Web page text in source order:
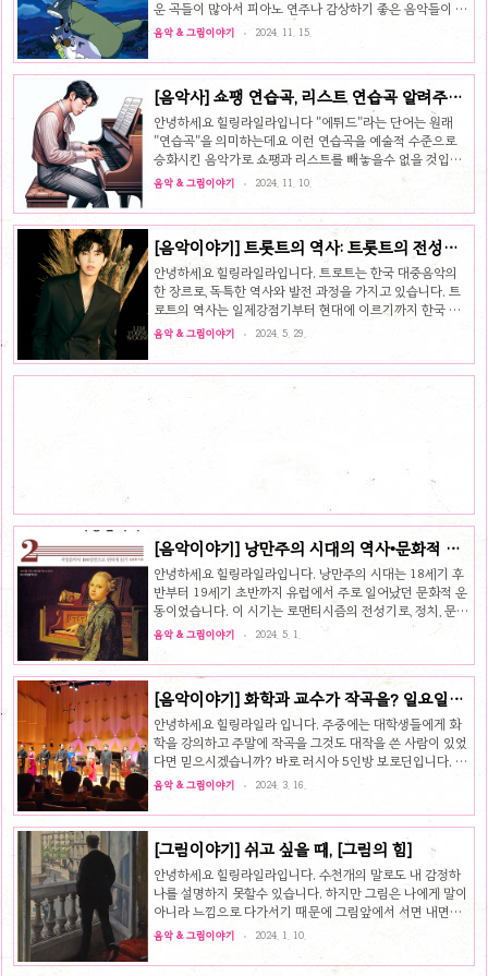
운 곡들이 많아서 피아노 연주나 감상하기 좋은 음악들이 많
습니다. 디즈니&일본 애니 OST 추천해드릴께요 유명한 디
세계적으로 폭발적인 인기를 끌었죠. 특히 "Let it go, let it
인상적입니다.2. "A Whole New World" - 알라딘
(Aladdin)알라딘과 자스민이 함께 부르는 이 듀엣곡은 꿈과
희망을 담은 아름다운 멜로디로 많은 사람들의 사랑을 받았
어요.3. "Circle of Life" - 라이온 킹 (The Lion King)..
음악 & 그림이야기 2024. 11. 15.
[음악사] 쇼팽 연습곡, 리스트 연습곡 알려주세
요 feat. 쇼팽&리스트의 생애
안녕하세요 힐링라일라입니다 "에튀드"라는 단어는 원래
"연습곡"을 의미하는데요 이런 연습곡을 예술적 수준으로
승화시킨 음악가로 쇼팽과 리스트를 빼놓을수 없을 것입니
다. 쇼팽 에튀드, 리스트 에튀드 자세히 알아보겠습니다. 쇼
가장 유명하고 중요한 곡들 중 하나로, 피아니스트에게 기술
다. "에튀드"라는 단어는 원래 "연습곡"을 의미하며, 쇼팽은
이 형식을 예술적인 수준으로 승화시켰습니다. 그의 에튀드
는 단순한 기술 연습을 넘어서서 음악적 깊이와 감동을 주는
작품들로 널리 알려져 있습니다.쇼팽의 에튀드에 대해 주요
특징은 다음과 같습니다:기술적 도전: 쇼팽은 각 에튀드에서
음악 & 그림이야기 2024. 11. 10.
[음악이야기] 트롯트의 역사: 트롯트의 전성기
1970년대, 1980년대 명곡, 최신 핫 트롯트 가수
top 5, 임영웅, 영탁, 장민호, 이찬원, 김호중
안녕하세요 힐링라일라입니다. 트로트는 한국 대중음악의
한 장르로, 독특한 역사와 발전 과정을 가지고 있습니다. 트
로트의 역사는 일제강점기부터 현대에 이르기까지 한국 사
회와 문화의 변화를 반영합니다. 미스트롯 (Miss Trot), 미
Love) 등으로 여전한 전성기를 현재까지도 누리고 있는 한
국 트로트의 역사, 트롯트의 전성기, 최신 top5 트롯트까지
성되었습니다. 이 시기의 트로트는 주로..
음악 & 그림이야기 2024. 5. 29.
[음악이야기] 낭만주의 시대의 역사•문화적 특
징과 그 시대의 음악적 특징 feat. 대표 작곡가
안녕하세요 힐링라일라입니다. 낭만주의 시대는 18세기 후
반부터 19세기 초반까지 유럽에서 주로 일어났던 문화적 운
동이었습니다. 이 시기는 로맨티시즘의 전성기로, 정치, 문학,
음악, 미술 등 여러 분야에서 영향을 미쳤습니다. 낭만주의
작곡가 알아보겠습니다. 낭만주의 역사적•문화적 특징자연
과 감정 강조: 낭만주의자들은 자연의 아름다움과 감정의 깊
은 경험을 강조했습니다. 이는 고전주의의 이성과 규범에 반
대하는 것으로 나타났습니다.개인주의: 낭만주의는 개인
의 감정과 경험을 중시했습니다. 이는 자아를 발견하고 개인
의 내면 세계를 탐구하는 것을 중요시킨다는 의미였습니다.
비현실성과 환상성: 낭만주의 문학과 미술은 비현실적인 요
음악 & 그림이야기 2024. 5. 1.
[음악이야기] 화학과 교수가 작곡을? 일요일의
작곡가 보로딘
안녕하세요 힐링라일라 입니다. 주중에는 대학생들에게 화
학을 강의하고 주말에 작곡을 그것도 대작을 쓴 사람이 있었
다면 믿으시겠습니까? 바로 러시아 5인방 보로딘입니다. 오
늘 예술의 전당에서는 클래식계의 어벤져스라 불리우는 앙
하기도 했는데요 음악가 보로딘의 삶에 대해 알아보겠습니
다. 보로딘, 러시아의 화학자이자 작곡가 알렉산드르 보로딘
(Alexander Borodin)은 1833년 11월 12일에 태어났으
며, 1887년 2월 27일에 사망한 러시아의 작곡가이자 화학
자였습니다. 그의 일생은 음악과 화학이라는 두 분야에 걸쳐
활약했습니다. 보로딘은 생물학과 화학을 공부하고 나중에
의사가 되기 위해 의학을 전공했습니다. 그러나 화학의 매력
음악 & 그림이야기 2024. 3. 16.
[그림이야기] 쉬고 싶을 때, [그림의 힘]
안녕하세요 힐링라일라입니다. 수천개의 말로도 내 감정하
나를 설명하지 못할수 있습니다. 하지만 그림은 나에게 말이
아니라 느낌으로 다가서기 때문에 그림앞에서 서면 내면이
어느때보다 솔직해지고 편안해지는지도 모릅니다. 오늘은
힘, 김선현 님의 책 그리고 그림 소개합니다. 아무것도, 아무
음악 & 그림이야기 2024. 1. 10.